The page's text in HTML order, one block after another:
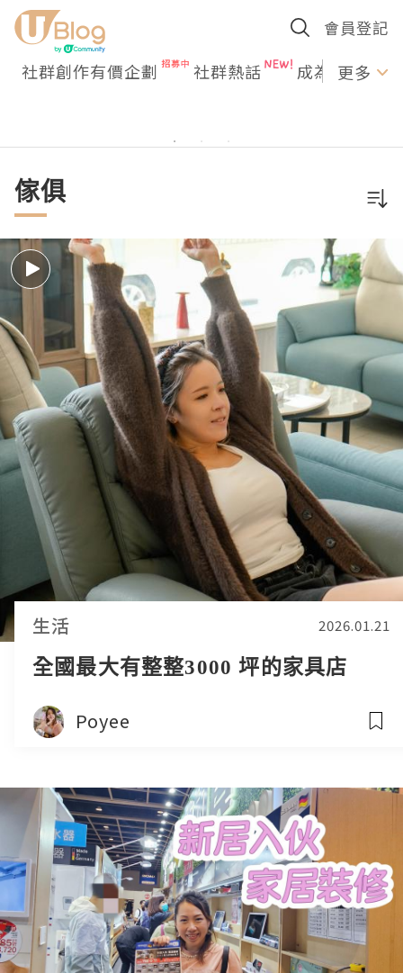
會員登記
社群創作有價企劃 社群熱話 成為U更多
傢俱
生活 2026.01.21
全國最大有整整3000 坪的家具店
Poyee